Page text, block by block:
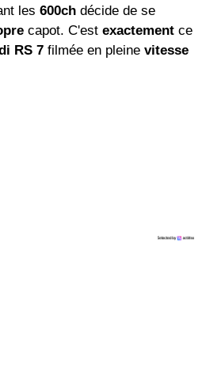
les 600ch décide de se
capot. C'est exactement ce
RS 7 filmée en pleine vitesse